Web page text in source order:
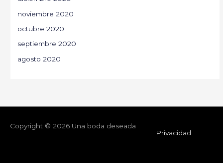
noviembre 2020
octubre 2020
septiembre 2020
agosto 2020
Copyright © 2026 Una boda deseada
Privacidad